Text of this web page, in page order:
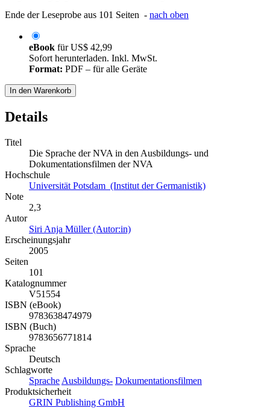
Ende der Leseprobe aus 101 Seiten - nach oben
eBook fürUS$ 42,99
Sofort herunterladen. Inkl. MwSt.
Format: PDF – für alle Geräte
In den Warenkorb
Details
Titel
Die Sprache der NVA in den Ausbildungs- und
Dokumentationsfilmen der NVA
Hochschule
Universität Potsdam (Institut der Germanistik)
Note
2,3
Autor
Siri Anja Müller (Autor:in)
Erscheinungsjahr
2005
Seiten
101
Katalognummer
V51554
ISBN (eBook)
9783638474979
ISBN (Buch)
9783656771814
Sprache
Deutsch
Schlagworte
Sprache Ausbildungs- Dokumentationsfilmen
Produktsicherheit
GRIN Publishing GmbH